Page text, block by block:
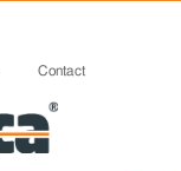
Contact